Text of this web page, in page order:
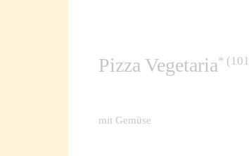
Pizza Vegetaria 101
mit Gemüse